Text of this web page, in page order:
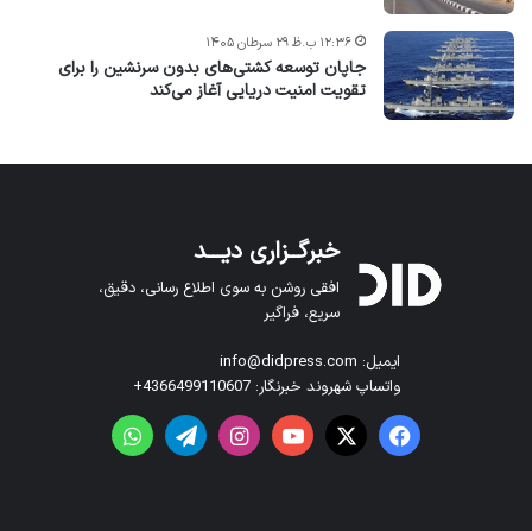
جاپان توسعه کشتی‌های بدون سرنشین را برای
تقویت امنیت دریایی آغاز می‌کند
۱۲:۳۶ ب.ظ ۲۹ سرطان ۱۴۰۵
خبرگــزاری دیـــد
افقی روشن به سوی اطلاع رسانی، دقیق،
سریع، فراگیر
ایمیل: info@didpress.com
واتساپ شهروند خبرنگار: 4366499110607+
فیس بوک X یوتیوباینستاگرامتلگرامواتس آپ